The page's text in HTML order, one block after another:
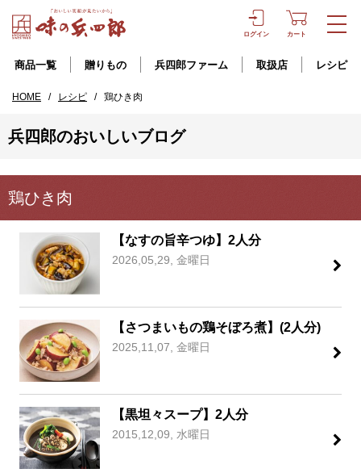
ログイン カート
商品一覧 贈りもの 兵四郎ファーム 取扱店 レシピ
HOME / レシピ / 鶏ひき肉
兵四郎のおいしいブログ
鶏ひき肉
【なすの旨辛つゆ】2人分
2026,05,29, 金曜日
【さつまいもの鶏そぼろ煮】(2人分)
2025,11,07, 金曜日
【黒坦々スープ】2人分
2015,12,09, 水曜日